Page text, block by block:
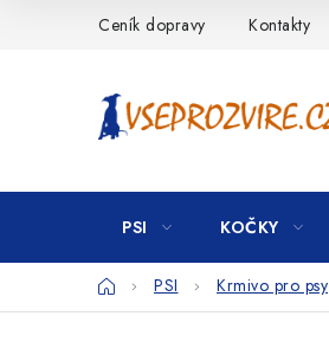
Ceník dopravy Kontakty
PSI KOČKY
DomůPSI Krmivo pro psy